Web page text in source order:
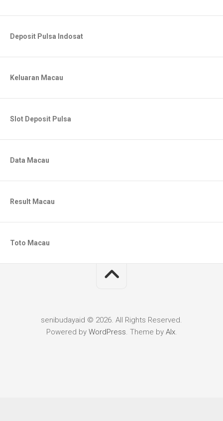
Deposit Pulsa Indosat
Keluaran Macau
Slot Deposit Pulsa
Data Macau
Result Macau
Toto Macau
senibudayaid © 2026. All Rights Reserved.
Powered by WordPress. Theme by Alx.